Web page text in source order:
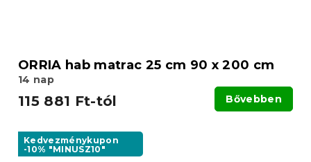
ORRIA hab matrac 25 cm 90 x 200 cm
14 nap
115 881 Ft-tól Bővebben
Kedvezménykupon
-10% "MINUSZ10"